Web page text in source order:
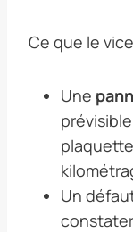
Ce que le
Une
Un